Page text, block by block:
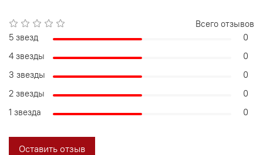
Всего отзывов
5 звезд
0
4 звезды
0
3 звезды
0
2 звезды
0
1 звезда
0
Оставить отзыв